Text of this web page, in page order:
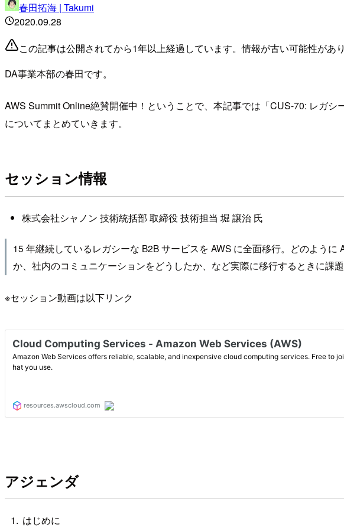
春田拓海 | Takumi
2020.09.28
この記事は公開されてから1年以上経過しています。情報が古い可能性があ
DA事業本部の春田です。
AWS Summit Online絶賛開催中！ということで、本記事では「CUS-70: レガ
についてまとめていきます。
セッション情報
株式会社シャノン 技術統括部 取締役 技術担当 堀 譲治 氏
15 年継続しているレガシーな B2B サービスを AWS に全面移行。どのよう
か、社内のコミュニケーションをどうしたか、など実際に移行するときに課
※セッション動画は以下リンク
アジェンダ
はじめに